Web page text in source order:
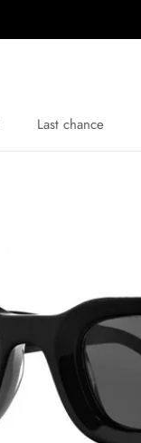
Last chance